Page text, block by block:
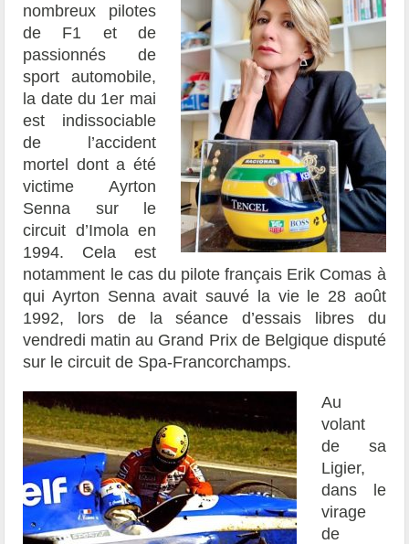
nombreux pilotes
de F1 et de
passionnés de
sport automobile,
la date du 1er mai
est indissociable
de l’accident
mortel dont a été
victime Ayrton
Senna sur le
circuit d’Imola en
1994. Cela est
notamment le cas du pilote français Erik Comas à
qui Ayrton Senna avait sauvé la vie le 28 août
1992, lors de la séance d’essais libres du
vendredi matin au Grand Prix de Belgique disputé
sur le circuit de Spa-Francorchamps.
Au
volant
de sa
Ligier,
dans le
virage
de